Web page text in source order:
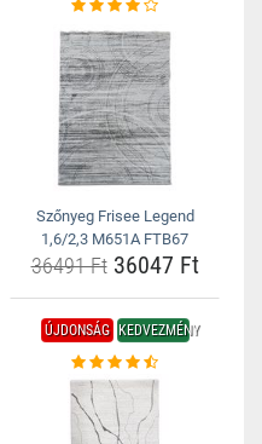
Szőnyeg Frisee Legend
1,6/2,3 M651A FTB67
36491 Ft36047 Ft
ÚJDONSÁG KEDVEZMÉNY